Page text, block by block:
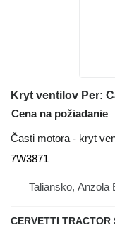
Cena na požiadanie
Časti motora - kryt
7W3871
Taliansko, Anzola
CERVETTI TRACTOR